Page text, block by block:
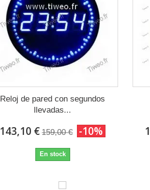
Reloj de pared con segundos
llevadas...
143,10 € 159,00 € -10%
En stock